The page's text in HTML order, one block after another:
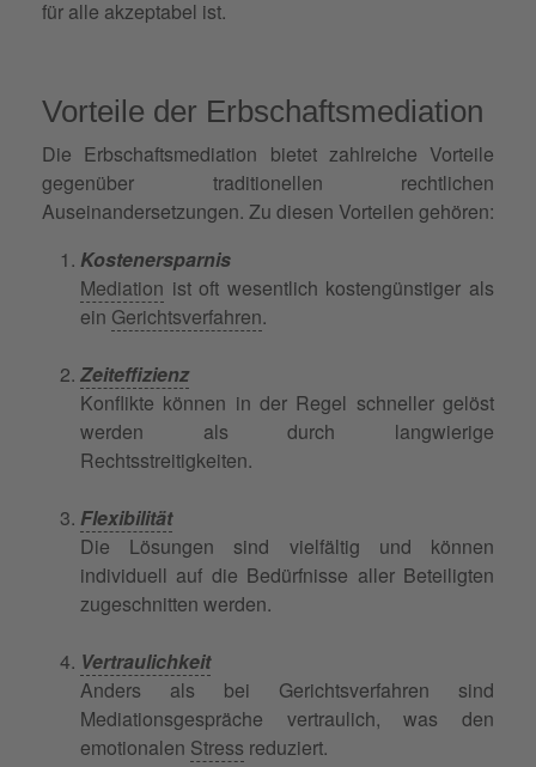
für alle akzeptabel ist.
Vorteile der Erbschaftsmediation
Die Erbschaftsmediation bietet zahlreiche Vorteile
gegenüber traditionellen rechtlichen
Auseinandersetzungen. Zu diesen Vorteilen gehören:
Kostenersparnis
Mediation ist oft wesentlich kostengünstiger als
ein Gerichtsverfahren.
Zeiteffizienz
Konflikte können in der Regel schneller gelöst
werden als durch langwierige
Rechtsstreitigkeiten.
Flexibilität
Die Lösungen sind vielfältig und können
individuell auf die Bedürfnisse aller Beteiligten
zugeschnitten werden.
Vertraulichkeit
Anders als bei Gerichtsverfahren sind
Mediationsgespräche vertraulich, was den
emotionalen Stress reduziert.